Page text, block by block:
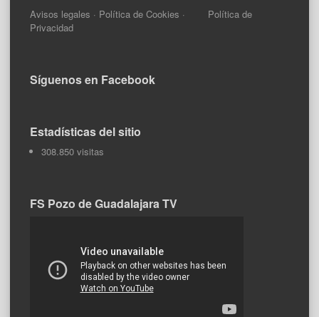
Avisos legales · Política de Cookies · Política de
Privacidad
Síguenos en Facebook
Estadísticas del sitio
308.850 visitas
FS Pozo de Guadalajara TV